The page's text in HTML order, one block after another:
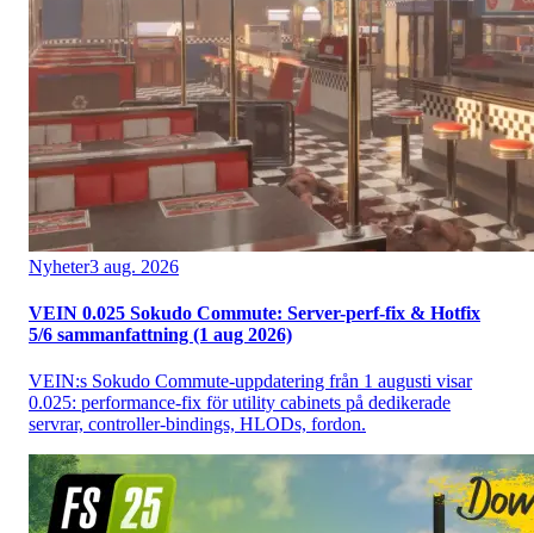
Nyheter3 aug. 2026
VEIN 0.025 Sokudo Commute: Server-perf-fix & Hotfix
5/6 sammanfattning (1 aug 2026)
VEIN:s Sokudo Commute-uppdatering från 1 augusti visar
0.025: performance-fix för utility cabinets på dedikerade
servrar, controller-bindings, HLODs, fordon.